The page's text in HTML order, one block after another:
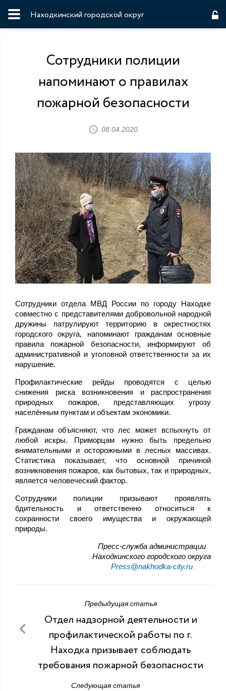
Находкинский городской округ
Сотрудники полиции
напоминают о правилах
пожарной безопасности
08.04.2020
Сотрудники отдела МВД России по городу Находке
совместно с представителями добровольной народной
дружины патрулируют территорию в окрестностях
городского округа, напоминают гражданам основные
правила пожарной безопасности, информируют об
административной и уголовной ответственности за их
нарушение.
Профилактические рейды проводятся с целью
снижения риска возникновения и распространения
природных пожаров, представляющих угрозу
населённым пунктам и объектам экономики.
Гражданам объясняют, что лес может вспыхнуть от
любой искры. Приморцам нужно быть предельно
внимательными и осторожными в лесных массивах.
Статистика показывает, что основной причиной
возникновения пожаров, как бытовых, так и природных,
является человеческий фактор.
Сотрудники полиции призывают проявлять
бдительность и ответственно относиться к
сохранности своего имущества и окружающей
природы.
Пресс-служба администрации
Находкинского городского округа
Press@nakhodka-city.ru
Предыдущая статья
Отдел надзорной деятельности и
профилактической работы по г.
Находка призывает соблюдать
требования пожарной безопасности
Следующая статья